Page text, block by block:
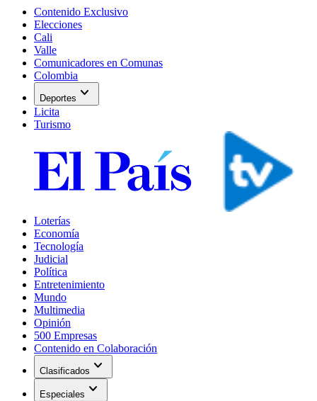
Contenido Exclusivo
Elecciones
Cali
Valle
Comunicadores en Comunas
Colombia
Deportes expand_more
Licita
Turismo
Loterías
Economía
Tecnología
Judicial
Política
Entretenimiento
Mundo
Multimedia
Opinión
500 Empresas
Contenido en Colaboración
Clasificados expand_more
Especiales expand_more